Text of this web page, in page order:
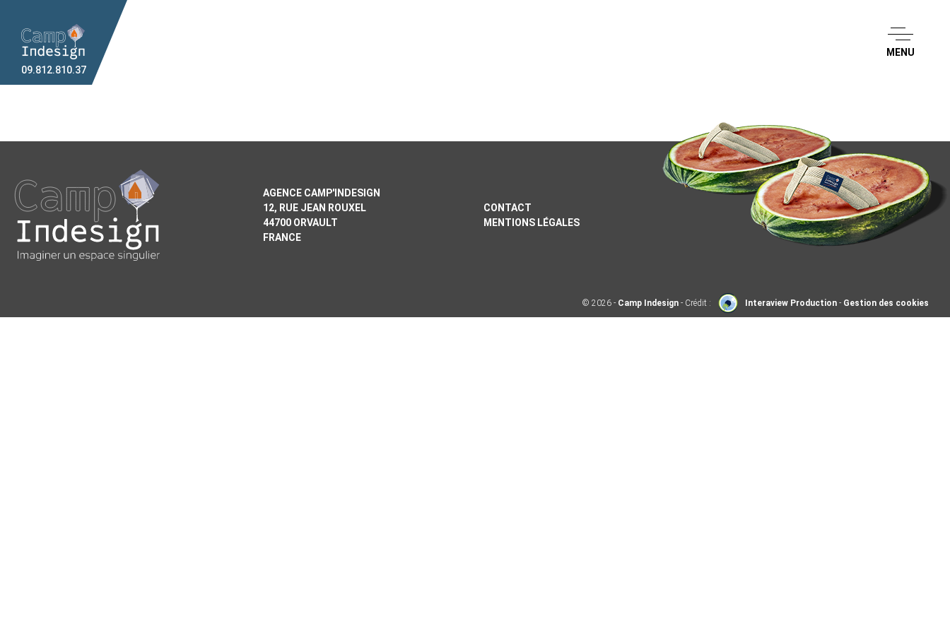
09.812.810.37
MENU
AGENCE CAMP'INDESIGN
12, RUE JEAN ROUXEL
44700 ORVAULT
FRANCE
CONTACT
MENTIONS LÉGALES
© 2026 - Camp Indesign - Crédit : Interaview Production - Gestion des cookies